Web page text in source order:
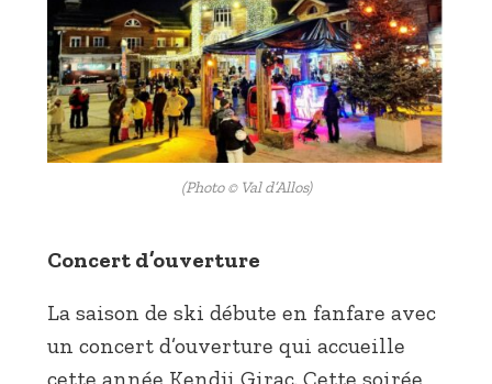
(Photo © Val d’Allos)
Concert d’ouverture
La saison de ski débute en fanfare avec
un concert d’ouverture qui accueille
cette année Kendji Girac. Cette soirée